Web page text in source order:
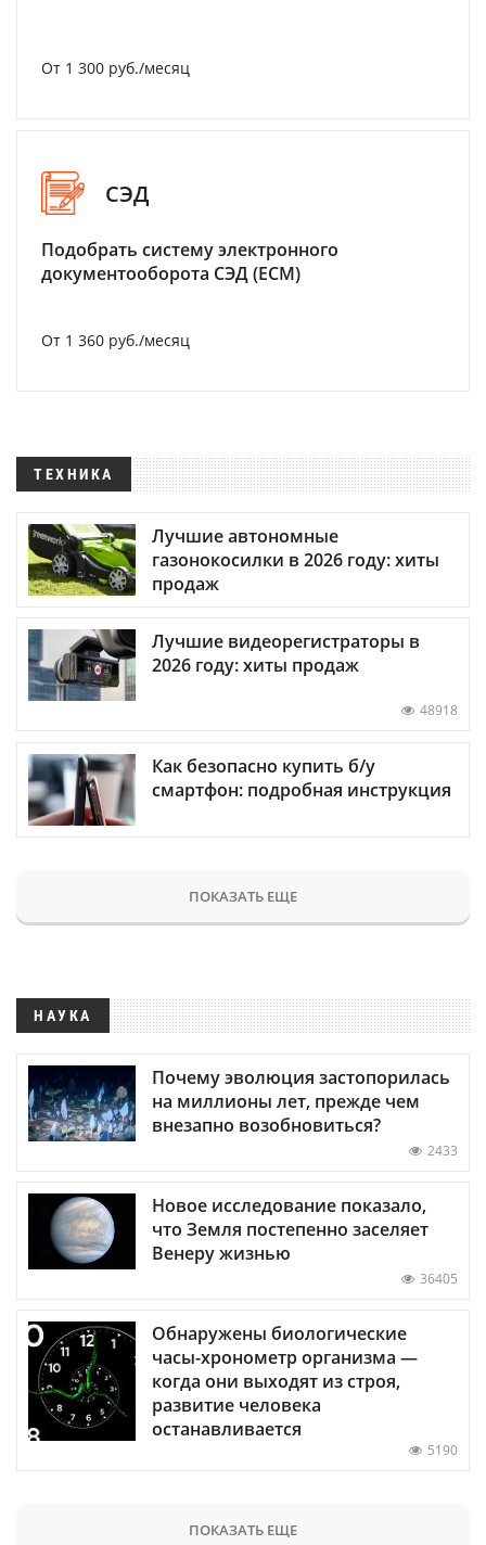
От 1 300 руб./месяц
СЭД
Подобрать систему электронного
документооборота СЭД (ECM)
От 1 360 руб./месяц
ТЕХНИКА
Лучшие автономные
газонокосилки в 2026 году: хиты
продаж
Лучшие видеорегистраторы в
2026 году: хиты продаж
48918
Как безопасно купить б/у
смартфон: подробная инструкция
ПОКАЗАТЬ ЕЩЕ
НАУКА
Почему эволюция застопорилась
на миллионы лет, прежде чем
внезапно возобновиться?
2433
Новое исследование показало,
что Земля постепенно заселяет
Венеру жизнью
36405
Обнаружены биологические
часы-хронометр организма —
когда они выходят из строя,
развитие человека
останавливается
5190
ПОКАЗАТЬ ЕЩЕ